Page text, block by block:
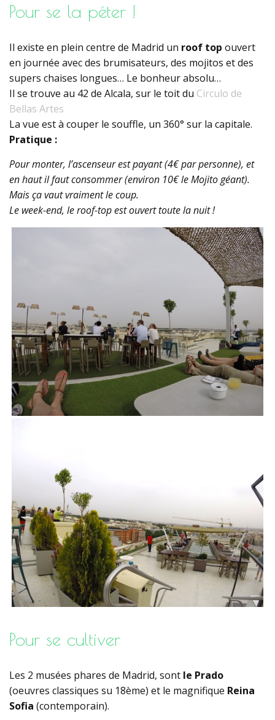
Pour se la péter !
Il existe en plein centre de Madrid un roof top ouvert
en journée avec des brumisateurs, des mojitos et des
supers chaises longues… Le bonheur absolu…
Il se trouve au 42 de Alcala, sur le toit du Circulo de
Bellas Artes
La vue est à couper le souffle, un 360° sur la capitale.
Pratique :
Pour monter, l’ascenseur est payant (4€ par personne), et
en haut il faut consommer (environ 10€ le Mojito géant).
Mais ça vaut vraiment le coup.
Le week-end, le roof-top est ouvert toute la nuit !
Pour se cultiver
Les 2 musées phares de Madrid, sont le Prado
(oeuvres classiques su 18ème) et le magnifique Reina
Sofia (contemporain).